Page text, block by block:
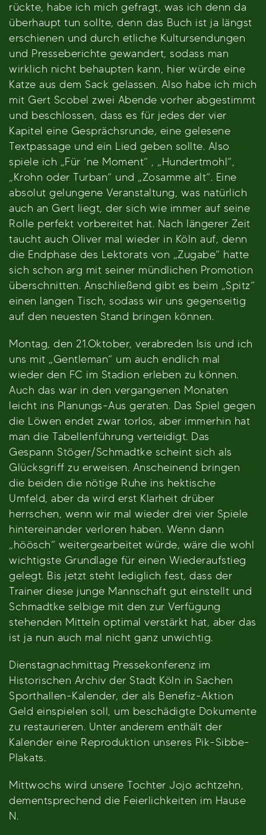
rückte, habe ich mich gefragt, was ich denn da
überhaupt tun sollte, denn das Buch ist ja längst
erschienen und durch etliche Kultursendungen
und Presseberichte gewandert, sodass man
wirklich nicht behaupten kann, hier würde eine
Katze aus dem Sack gelassen. Also habe ich mich
mit Gert Scobel zwei Abende vorher abgestimmt
und beschlossen, dass es für jedes der vier
Kapitel eine Gesprächsrunde, eine gelesene
Textpassage und ein Lied geben sollte. Also
spiele ich „Für ‘ne Moment“ , „Hundertmohl“,
„Krohn oder Turban“ und „Zosamme alt“. Eine
absolut gelungene Veranstaltung, was natürlich
auch an Gert liegt, der sich wie immer auf seine
Rolle perfekt vorbereitet hat. Nach längerer Zeit
taucht auch Oliver mal wieder in Köln auf, denn
die Endphase des Lektorats von „Zugabe“ hatte
sich schon arg mit seiner mündlichen Promotion
überschnitten. Anschließend gibt es beim „Spitz“
einen langen Tisch, sodass wir uns gegenseitig
auf den neuesten Stand bringen können.
Montag, den 21.Oktober, verabreden Isis und ich
uns mit „Gentleman“ um auch endlich mal
wieder den FC im Stadion erleben zu können.
Auch das war in den vergangenen Monaten
leicht ins Planungs-Aus geraten. Das Spiel gegen
die Löwen endet zwar torlos, aber immerhin hat
man die Tabellenführung verteidigt. Das
Gespann Stöger/Schmadtke scheint sich als
Glücksgriff zu erweisen. Anscheinend bringen
die beiden die nötige Ruhe ins hektische
Umfeld, aber da wird erst Klarheit drüber
herrschen, wenn wir mal wieder drei vier Spiele
hintereinander verloren haben. Wenn dann
„höösch“ weitergearbeitet würde, wäre die wohl
wichtigste Grundlage für einen Wiederaufstieg
gelegt. Bis jetzt steht lediglich fest, dass der
Trainer diese junge Mannschaft gut einstellt und
Schmadtke selbige mit den zur Verfügung
stehenden Mitteln optimal verstärkt hat, aber das
ist ja nun auch mal nicht ganz unwichtig.
Dienstagnachmittag Pressekonferenz im
Historischen Archiv der Stadt Köln in Sachen
Sporthallen-Kalender, der als Benefiz-Aktion
Geld einspielen soll, um beschädigte Dokumente
zu restaurieren. Unter anderem enthält der
Kalender eine Reproduktion unseres Pik-Sibbe-
Plakats.
Mittwochs wird unsere Tochter Jojo achtzehn,
dementsprechend die Feierlichkeiten im Hause
N.